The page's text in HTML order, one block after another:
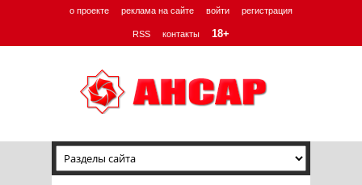
о проекте реклама на сайте войти регистрация
RSS контакты 18+